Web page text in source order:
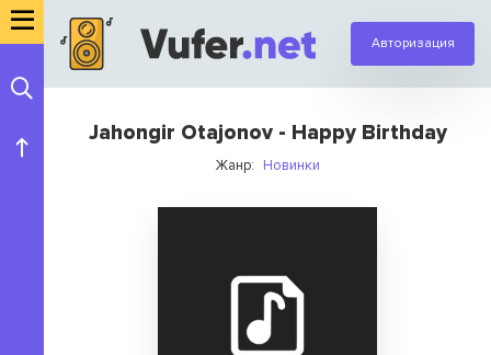
Авторизация
Jahongir Otajonov - Happy Birthday
Жанр: Новинки